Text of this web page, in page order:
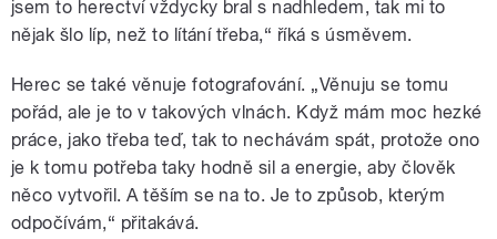
jsem to herectví vždycky bral s nadhledem, tak mi to
nějak šlo líp, než to lítání třeba,“ říká s úsměvem.
Herec se také věnuje fotografování. „Věnuju se tomu
pořád, ale je to v takových vlnách. Když mám moc hezké
práce, jako třeba teď, tak to nechávám spát, protože ono
je k tomu potřeba taky hodně sil a energie, aby člověk
něco vytvořil. A těším se na to. Je to způsob, kterým
odpočívám,“ přitakává.